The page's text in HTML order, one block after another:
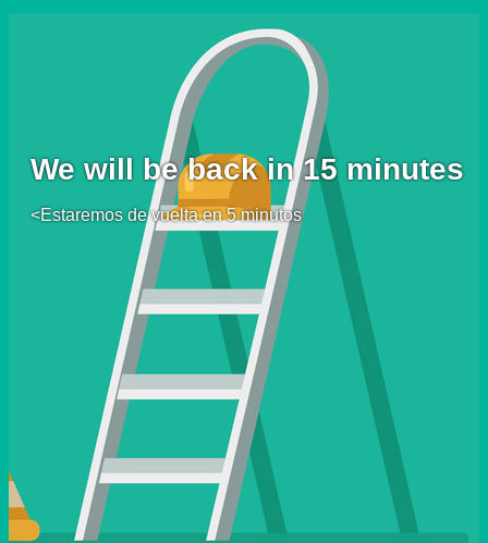
We will be back in 15 minutes
<Estaremos de vuelta en 5 minutos